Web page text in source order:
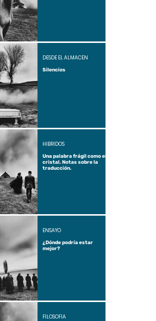
Silencios
DESDE EL ALMACÉN
Una palabra frágil como el
cristal. Notas sobre la
traducción.
HÍBRIDOS
¿Dónde podría estar
mejor?
ENSAYO
FILOSOFÍA